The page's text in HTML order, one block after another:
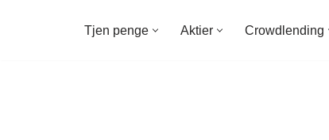
Tjen penge Aktier Crowdlending